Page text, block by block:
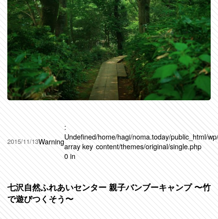
2015/11/13Warning
:
Undefined
array key
0 in
/home/hagi/noma.today/public_html/
content/themes/original/single.php
七沢自然ふれあいセンター 親子バンブーキャンプ 〜竹
で遊びつくそう〜